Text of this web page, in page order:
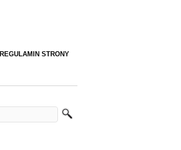
REGULAMIN STRONY